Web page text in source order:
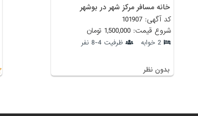
خانه مسافر مرکز شهر در بوشهر
کد آگهی: 101907
شروع قیمت: 1,500,000 تومان
2 خوابه ظرفیت 4-8 نفر
بدون نظر